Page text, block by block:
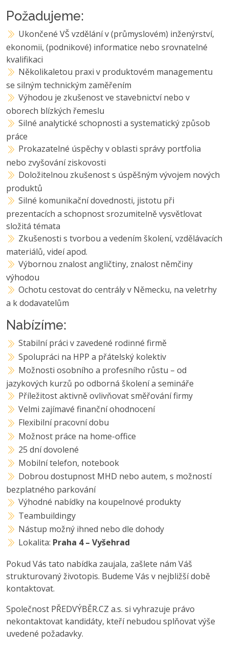
Požadujeme:
Ukončené VŠ vzdělání v (průmyslovém) inženýrství,
ekonomii, (podnikové) informatice nebo srovnatelné
kvalifikaci
Několikaletou praxi v produktovém managementu
se silným technickým zaměřením
Výhodou je zkušenost ve stavebnictví nebo v
oborech blízkých řemeslu
Silné analytické schopnosti a systematický způsob
práce
Prokazatelné úspěchy v oblasti správy portfolia
nebo zvyšování ziskovosti
Doložitelnou zkušenost s úspěšným vývojem nových
produktů
Silné komunikační dovednosti, jistotu při
prezentacích a schopnost srozumitelně vysvětlovat
složitá témata
Zkušenosti s tvorbou a vedením školení, vzdělávacích
materiálů, videí apod.
Výbornou znalost angličtiny, znalost němčiny
výhodou
Ochotu cestovat do centrály v Německu, na veletrhy
a k dodavatelům
Nabízíme:
Stabilní práci v zavedené rodinné firmě
Spolupráci na HPP a přátelský kolektiv
Možnosti osobního a profesního růstu – od
jazykových kurzů po odborná školení a semináře
Příležitost aktivně ovlivňovat směřování firmy
Velmi zajímavé finanční ohodnocení
Flexibilní pracovní dobu
Možnost práce na home-office
25 dní dovolené
Mobilní telefon, notebook
Dobrou dostupnost MHD nebo autem, s možností
bezplatného parkování
Výhodné nabídky na koupelnové produkty
Teambuildingy
Nástup možný ihned nebo dle dohody
Lokalita: Praha 4 – Vyšehrad
Pokud Vás tato nabídka zaujala, zašlete nám Váš
strukturovaný životopis. Budeme Vás v nejbližší době
kontaktovat.
Společnost PŘEDVÝBĚR.CZ a.s. si vyhrazuje právo
nekontaktovat kandidáty, kteří nebudou splňovat výše
uvedené požadavky.